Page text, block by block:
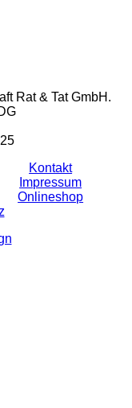
Rat & Tat GmbH.
Kontakt
Impressum
Onlineshop